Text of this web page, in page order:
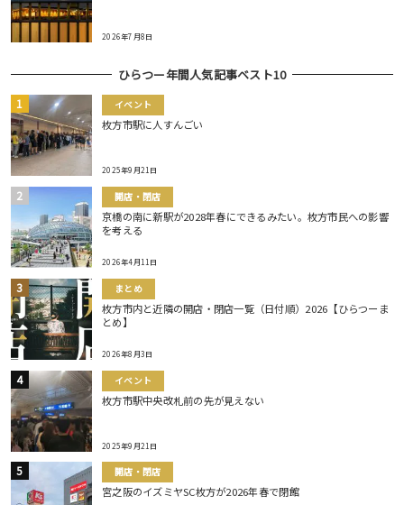
2026年7月8日
ひらつー年間人気記事ベスト10
イベント
枚方市駅に人すんごい
2025年9月21日
開店・閉店
京橋の南に新駅が2028年春にできるみたい。枚方市民への影響
を考える
2026年4月11日
まとめ
枚方市内と近隣の開店・閉店一覧（日付順）2026【ひらつーま
とめ】
2026年8月3日
イベント
枚方市駅中央改札前の先が見えない
2025年9月21日
開店・閉店
宮之阪のイズミヤSC枚方が2026年春で閉館